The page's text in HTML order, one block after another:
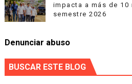
impacta a más de
semestre 2026
Denunciar abuso
BUSCAR ESTE BLOG